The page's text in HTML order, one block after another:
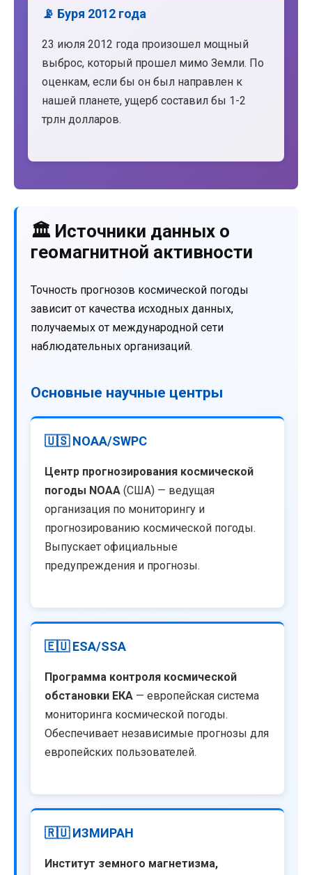
📡 Буря 2012 года
23 июля 2012 года произошел мощный
выброс, который прошел мимо Земли. По
оценкам, если бы он был направлен к
нашей планете, ущерб составил бы 1-2
трлн долларов.
🏛️ Источники данных о
геомагнитной активности
Точность прогнозов космической погоды
зависит от качества исходных данных,
получаемых от международной сети
наблюдательных организаций.
Основные научные центры
🇺🇸 NOAA/SWPC
Центр прогнозирования космической
погоды NOAA (США) — ведущая
организация по мониторингу и
прогнозированию космической погоды.
Выпускает официальные
предупреждения и прогнозы.
🇪🇺 ESA/SSA
Программа контроля космической
обстановки ЕКА — европейская система
мониторинга космической погоды.
Обеспечивает независимые прогнозы для
европейских пользователей.
🇷🇺 ИЗМИРАН
Институт земного магнетизма,